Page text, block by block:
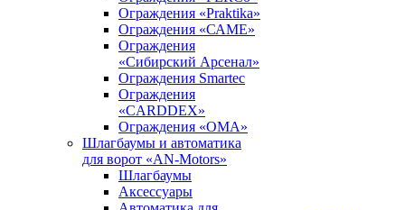
Ограждения «Praktika»
Ограждения «САМЕ»
Ограждения
«Сибирский Арсенал»
Ограждения Smartec
Ограждения
«CARDDEX»
Ограждения «ОМА»
Шлагбаумы и автоматика
для ворот «AN-Motors»
Шлагбаумы
Аксессуары